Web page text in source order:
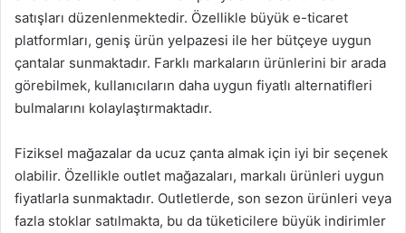
satışları düzenlenmektedir. Özellikle büyük e-ticaret
platformları, geniş ürün yelpazesi ile her bütçeye uygun
çantalar sunmaktadır. Farklı markaların ürünlerini bir arada
görebilmek, kullanıcıların daha uygun fiyatlı alternatifleri
bulmalarını kolaylaştırmaktadır.
Fiziksel mağazalar da ucuz çanta almak için iyi bir seçenek
olabilir. Özellikle outlet mağazaları, markalı ürünleri uygun
fiyatlarla sunmaktadır. Outletlerde, son sezon ürünleri veya
fazla stoklar satılmakta, bu da tüketicilere büyük indirimler